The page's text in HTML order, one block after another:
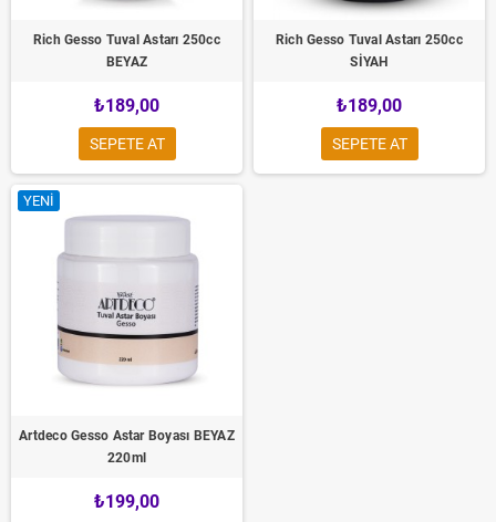
Rich Gesso Tuval Astarı 250cc
BEYAZ
₺189,00
SEPETE AT
Rich Gesso Tuval Astarı 250cc
SİYAH
₺189,00
SEPETE AT
YENI
Artdeco Gesso Astar Boyası BEYAZ
220ml
₺199,00